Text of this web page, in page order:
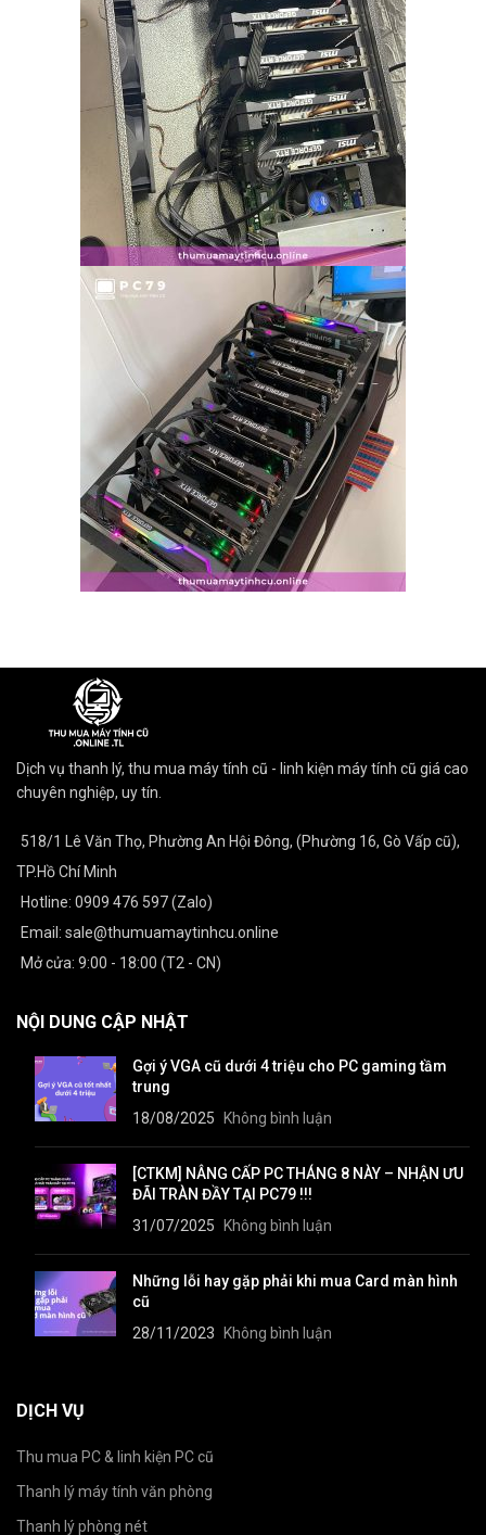
Dịch vụ thanh lý, thu mua máy tính cũ - linh kiện máy tính cũ giá cao
chuyên nghiệp, uy tín.
518/1 Lê Văn Thọ, Phường An Hội Đông, (Phường 16, Gò Vấp cũ),
TP.Hồ Chí Minh
Hotline: 0909 476 597 (Zalo)
Email: sale@thumuamaytinhcu.online
Mở cửa: 9:00 - 18:00 (T2 - CN)
NỘI DUNG CẬP NHẬT
Gợi ý VGA cũ dưới 4 triệu cho PC gaming tầm
trung
18/08/2025
Không bình luận
[CTKM] NÂNG CẤP PC THÁNG 8 NÀY – NHẬN ƯU
ĐÃI TRÀN ĐẦY TẠI PC79 !!!
31/07/2025
Không bình luận
Những lỗi hay gặp phải khi mua Card màn hình
cũ
28/11/2023
Không bình luận
DỊCH VỤ
Thu mua PC & linh kiện PC cũ
Thanh lý máy tính văn phòng
Thanh lý phòng nét